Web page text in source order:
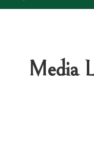
Media